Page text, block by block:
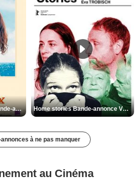
Les Matins merveilleux Bande-annonce VF Home stories Bande-annonce VO STFR
à ne pas manquer
au Cinéma